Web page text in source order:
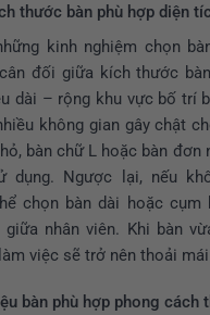
thước bàn phù hợp diện
kinh nghiệm chọn
đối giữa kích thước
dài – rộng khu vực bố trí
không gian gây chật
bàn chữ L hoặc bàn đơn
dụng. Ngược lại, nếu
chọn bàn dài hoặc cụm
nhân viên. Khi bàn
việc sẽ trở nên thoải
bàn phù hợp phong cách